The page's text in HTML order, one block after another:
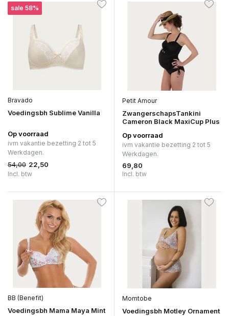
sale 58%
Bravado
Voedingsbh Sublime Vanilla
Op voorraad
ivm vakantie bezetting 2 tot 5
Werkdagen.
54,00 22,50
Incl. btw
Petit Amour
ZwangerschapsTankini
Cameron Black MaxiCup Plus
Op voorraad
ivm vakantie bezetting 2 tot 5
Werkdagen.
69,80
Incl. btw
BB (Benefit)
Voedingsbh Mama Maya Mint
Momtobe
Voedingsbh Motley Ornament